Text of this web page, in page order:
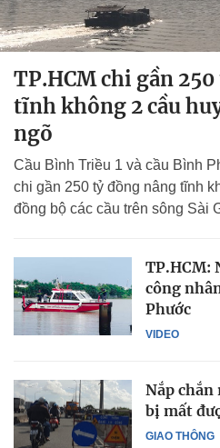
TP.HCM chi gần
tĩnh không 2 cầu
ngõ
Cầu Bình Triều 1 và cầu Bình
chi gần 250 tỷ đồng nâng tĩnh
đồng bộ các cầu trên sông Sài
VIDEO
TP.HCM:
công
Phước
GIAO THÔNG
Nắp chắn
bị mất